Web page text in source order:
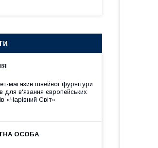
магазин швейної фурнітури
для в'язання європейських
«Чарiвний Світ»